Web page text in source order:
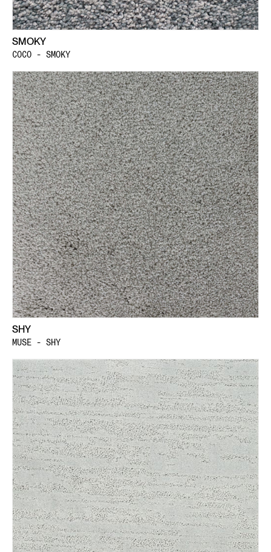
SMOKY
COCO - SMOKY
SHY
MUSE - SHY